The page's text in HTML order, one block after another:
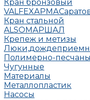
Кран бронзовый
VALFEXАРМА
Кран стальной
ALSOМАРШАЛ
Крепеж и метизы
Полимерно-
Чугунные
Материалы
Металлопластик
Насосы